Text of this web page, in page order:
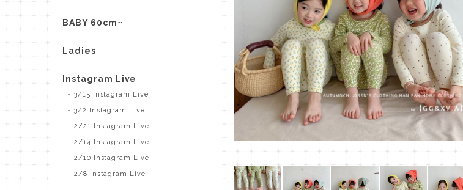
BABY 60cm~
Ladies
Instagram Live
3/15 Instagram Live
3/2 Instagram Live
2/21 Instagram Live
2/14 Instagram Live
2/10 Instagram Live
2/8 Instagram Live